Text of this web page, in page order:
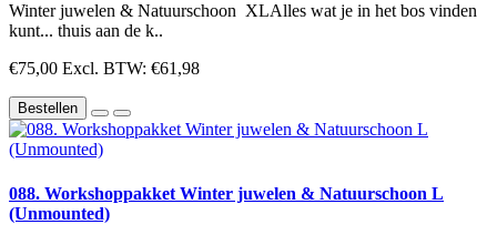
Winter juwelen & Natuurschoon XLAlles wat je in het bos vinden
kunt... thuis aan de k..
€75,00 Excl. BTW: €61,98
Bestellen
088. Workshoppakket Winter juwelen & Natuurschoon L
(Unmounted)